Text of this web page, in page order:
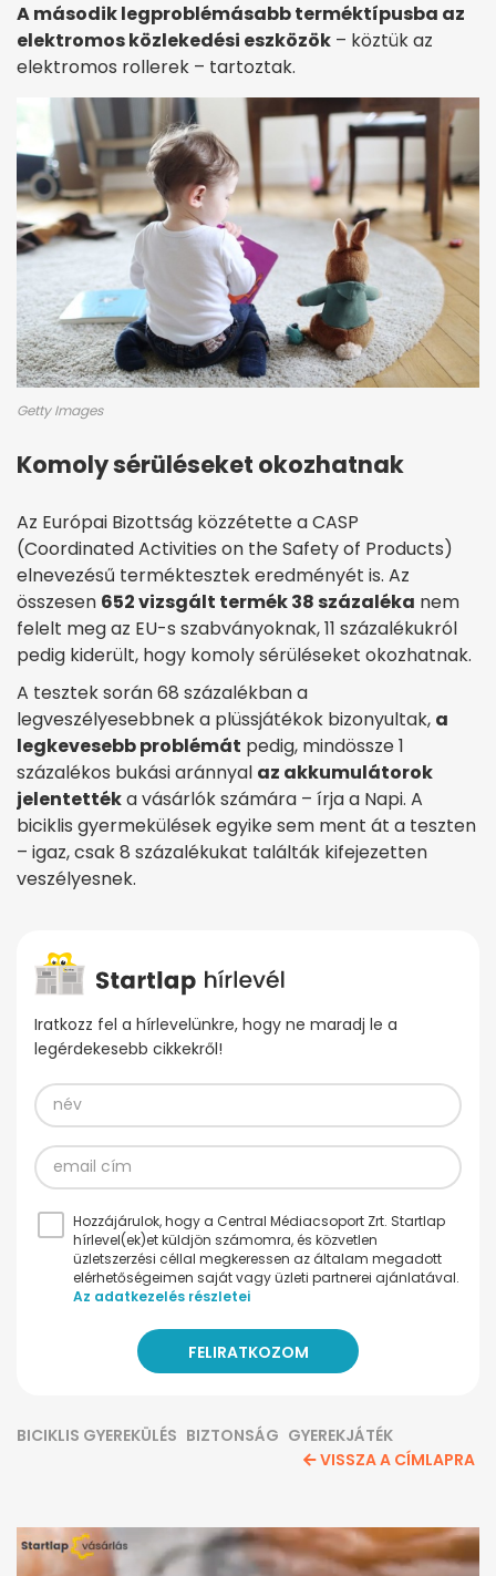
A második legproblémásabb terméktípusba az
elektromos közlekedési eszközök – köztük az
elektromos rollerek – tartoztak.
Getty Images
Komoly sérüléseket okozhatnak
Az Európai Bizottság közzétette a CASP
(Coordinated Activities on the Safety of Products)
elnevezésű terméktesztek eredményét is. Az
összesen 652 vizsgált termék 38 százaléka nem
felelt meg az EU-s szabványoknak, 11 százalékukról
pedig kiderült, hogy komoly sérüléseket okozhatnak.
A tesztek során 68 százalékban a
legveszélyesebbnek a plüssjátékok bizonyultak, a
legkevesebb problémát pedig, mindössze 1
százalékos bukási aránnyal az akkumulátorok
jelentettéka vásárlók számára – írja a Napi. A
biciklis gyermekülések egyike sem ment át a teszten
– igaz, csak 8 százalékukat találták kifejezetten
veszélyesnek.
Iratkozz fel a hírlevelünkre, hogy ne maradj le a
legérdekesebb cikkekről!
Hozzájárulok, hogy a Central Médiacsoport Zrt. Startlap
hírlevel(ek)et küldjön számomra, és közvetlen
üzletszerzési céllal megkeressen az általam megadott
elérhetőségeimen saját vagy üzleti partnerei ajánlatával.
Az adatkezelés részletei
BICIKLIS GYEREKÜLÉS BIZTONSÁG GYEREKJÁTÉK
VISSZA A CÍMLAPRA